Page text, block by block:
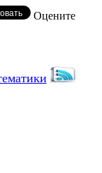
Оцените